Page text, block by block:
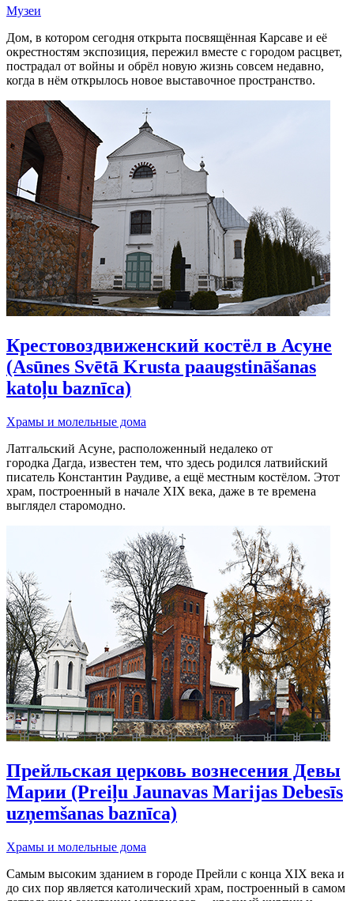
Музеи
Дом, в котором сегодня открыта посвящённая Карсаве и её
окрестностям экспозиция, пережил вместе с городом расцвет,
пострадал от войны и обрёл новую жизнь совсем недавно,
когда в нём открылось новое выставочное пространство.
Крестовоздвиженский костёл в Асуне
(Asūnes Svētā Krusta paaugstināšanas
katoļu baznīca)
Храмы и молельные дома
Латгальский Асуне, расположенный недалеко от
городка Дагда, известен тем, что здесь родился латвийский
писатель Константин Раудиве, а ещё местным костёлом. Этот
храм, построенный в начале XIX века, даже в те времена
выглядел старомодно.
Прейльская церковь вознесения Девы
Марии (Preiļu Jaunavas Marijas Debesīs
uzņemšanas baznīca)
Храмы и молельные дома
Самым высоким зданием в городе Прейли с конца XIX века и
до сих пор является католический храм, построенный в самом